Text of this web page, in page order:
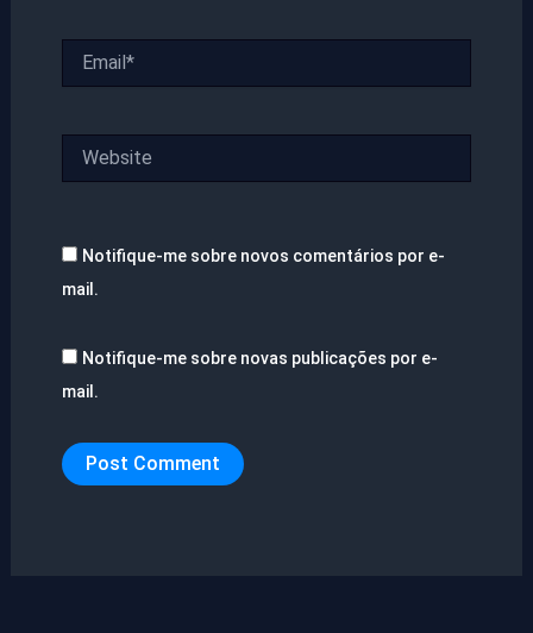
Notifique-me sobre novos comentários por e-
mail.
Notifique-me sobre novas publicações por e-
mail.